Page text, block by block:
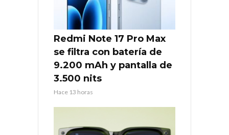
Redmi Note 17 Pro Max
se filtra con batería de
9.200 mAh y pantalla de
3.500 nits
Hace 13 horas